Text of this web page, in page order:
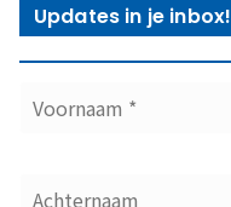
Updates in je inbox!